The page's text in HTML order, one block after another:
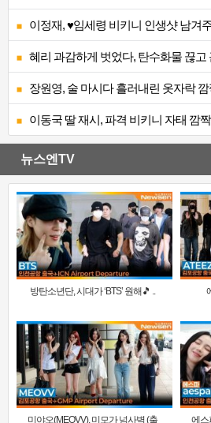
이정재, ♥임세령 비키니 인생샷 남겨
혜리 과감하게 벗었다, 탄수화물 끊고
장원영, 술 마시다 흘러내린 옷자락
이동국 딸 재시, 파격 비키니 자태 깜
뉴스엔TV
방탄소년단, 시대가 ‘BTS’ 원해🎵 ..
미야오(MEOVV), 미모가 넘사벽 (출 에스